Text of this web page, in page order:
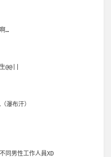
…
@@||
瀑布汗）
同男性工作人員XD